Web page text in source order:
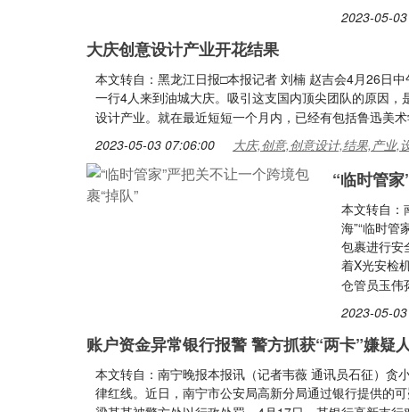
2023-05-
大庆创意设计产业开花结果
本文转自：黑龙江日报□本报记者 刘楠 赵吉会4月26日
一行4人来到油城大庆。吸引这支国内顶尖团队的原因
设计产业。就在最近短短一个月内，已经有包括鲁迅美
2023-05-03 07:06:00 大庆,创意,创意设计,结果,产业,
“临时管
本文转自：
海”“临时管
包裹进行安
着X光安检
仓管员玉伟
2023-05-
账户资金异常银行报警 警方抓获“两卡”嫌疑
本文转自：南宁晚报本报讯（记者韦薇 通讯员石征）贪
律红线。近日，南宁市公安局高新分局通过银行提供的